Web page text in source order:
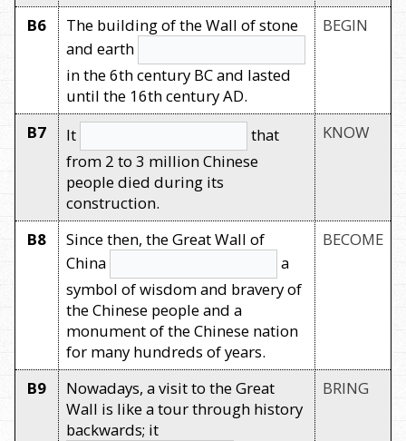
B6
The building of the Wall of stone
and earth
in the 6th century BC and lasted
until the 16th century AD.
BEGIN
B7 It
that
from 2 to 3 million Chinese
people died during its
construction.
KNOW
B8
Since then, the Great Wall of
China
a
symbol of wisdom and bravery of
the Chinese people and a
monument of the Chinese nation
for many hundreds of years.
BECOME
B9
Nowadays, a visit to the Great
Wall is like a tour through history
backwards; it
BRING